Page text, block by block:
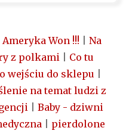
Ameryka Won !!!
Na
z polkami
Co tu
wejściu do sklepu
na temat ludzi z
Baby - dziwni
pierdolone